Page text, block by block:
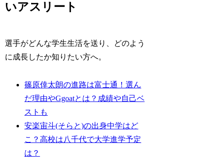
いアスリート
選手がどんな学生生活を送り、どのよう
に成長したか知りたい方へ。
篠原倖太朗の進路は富士通！選ん
だ理由やGgoatとは？成績や自己ベ
ストも
安楽宙斗(そらと)の出身中学はど
こ？高校は八千代で大学進学予定
は？